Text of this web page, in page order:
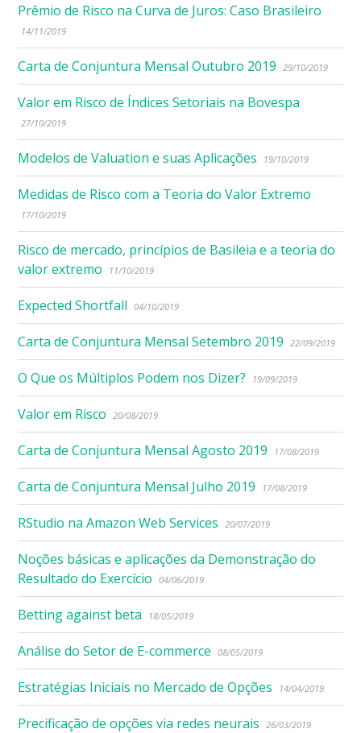
Prêmio de Risco na Curva de Juros: Caso Brasileiro
14/11/2019
Carta de Conjuntura Mensal Outubro 2019 29/10/2019
Valor em Risco de Índices Setoriais na Bovespa
27/10/2019
Modelos de Valuation e suas Aplicações 19/10/2019
Medidas de Risco com a Teoria do Valor Extremo
17/10/2019
Risco de mercado, princípios de Basileia e a teoria do
valor extremo
11/10/2019
Expected Shortfall 04/10/2019
Carta de Conjuntura Mensal Setembro 2019 22/09/2019
O Que os Múltiplos Podem nos Dizer? 19/09/2019
Valor em Risco 20/08/2019
Carta de Conjuntura Mensal Agosto 2019 17/08/2019
Carta de Conjuntura Mensal Julho 2019 17/08/2019
RStudio na Amazon Web Services 20/07/2019
Noções básicas e aplicações da Demonstração do
Resultado do Exercício
04/06/2019
Betting against beta 18/05/2019
Análise do Setor de E-commerce 08/05/2019
Estratégias Iniciais no Mercado de Opções 14/04/2019
Precificação de opções via redes neurais 26/03/2019